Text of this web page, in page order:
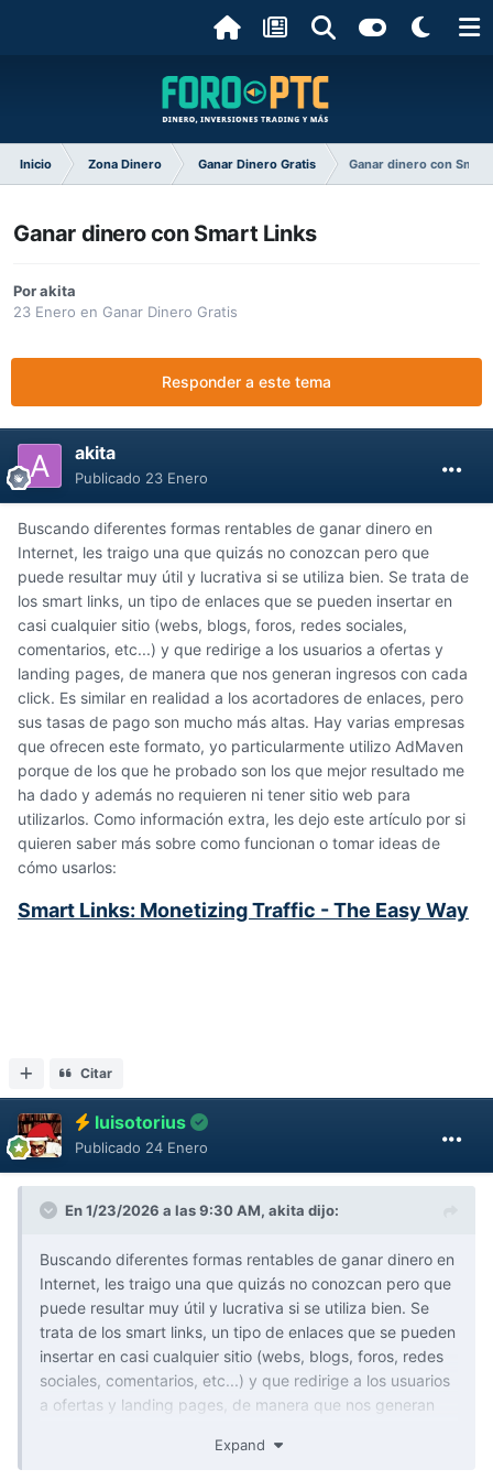
Inicio Zona Dinero Ganar Dinero Gratis Ganar dinero con
Ganar dinero con Smart Links
Porakita
23 Enero en Ganar Dinero Gratis
Responder a este tema
akita
Publicado 23 Enero
Buscando diferentes formas rentables de ganar dinero en
Internet, les traigo una que quizás no conozcan pero que
puede resultar muy útil y lucrativa si se utiliza bien. Se trata de
los smart links, un tipo de enlaces que se pueden insertar en
casi cualquier sitio (webs, blogs, foros, redes sociales,
comentarios, etc...) y que redirige a los usuarios a ofertas y
landing pages, de manera que nos generan ingresos con cada
click. Es similar en realidad a los acortadores de enlaces, pero
sus tasas de pago son mucho más altas. Hay varias empresas
que ofrecen este formato, yo particularmente utilizo AdMaven
porque de los que he probado son los que mejor resultado me
ha dado y además no requieren ni tener sitio web para
utilizarlos. Como información extra, les dejo este artículo por si
quieren saber más sobre como funcionan o tomar ideas de
cómo usarlos:
Smart Links: Monetizing Traffic - The Easy Way
Citar
luisotorius
Publicado 24 Enero
En 1/23/2026 a las 9:30 AM, akita dijo:
Buscando diferentes formas rentables de ganar dinero en
Internet, les traigo una que quizás no conozcan pero que
puede resultar muy útil y lucrativa si se utiliza bien. Se
trata de los smart links, un tipo de enlaces que se pueden
insertar en casi cualquier sitio (webs, blogs, foros, redes
sociales, comentarios, etc...) y que redirige a los usuarios
a ofertas y landing pages, de manera que nos generan
acortadores de enlaces, pero sus tasas de pago son
Expand